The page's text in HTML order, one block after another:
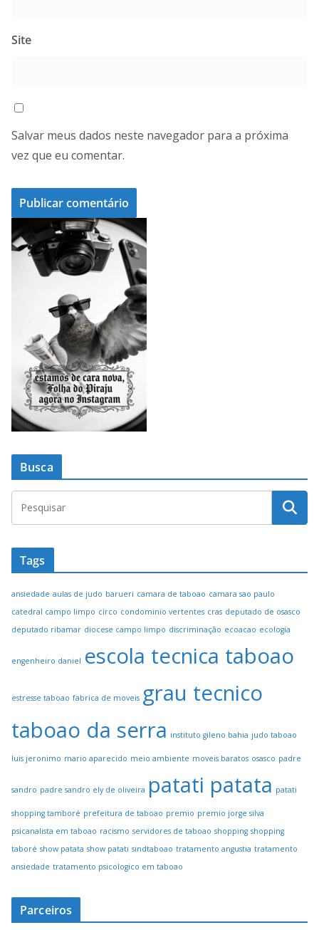
Site
Salvar meus dados neste navegador para a próxima
vez que eu comentar.
Busca
Tags
ansiedade aulas de judo barueri camara de taboao camara sao paulo
catedral campo limpo circo condominio vertentes cras deputado de osasco
deputado ribamar diocese campo limpo discriminação ecoacao ecologia
engenheiro daniel escola tecnica taboao
estresse taboao fabrica de moveis grau tecnico
taboao da serra instituto gileno bahia judo taboao
luis jeronimo mario aparecido meio ambiente moveis baratos osasco padre
sandro padre sandro ely de oliveira patati patata patati
shopping tamboré prefeitura de taboao premio premio jorge silva
psicanalista em taboao racismo servidores de taboao shopping shopping
taboré show patata show patati sindtaboao tratamento angustia tratamento
ansiedade tratamento psicologico em taboao
Parceiros